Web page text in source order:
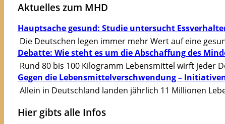
Aktuelles zum MHD
Hauptsache gesund: Studie untersucht
Die Deutschen legen immer mehr Wert auf eine
Debatte: Wie steht es um die Abschaffung des
Rund 80 bis 100 Kilogramm Lebensmittel wirft jeder
Gegen die Lebensmittelverschwendung –
Allein in Deutschland landen jährlich 11 Millionen
Hier gibts alle Infos